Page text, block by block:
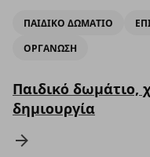
ΠΑΙΔΙΚΟ ΔΩΜΑΤΙΟ
ΟΡΓΑΝΩΣΗ
Παιδικό δωμάτιο,
δημιουργία